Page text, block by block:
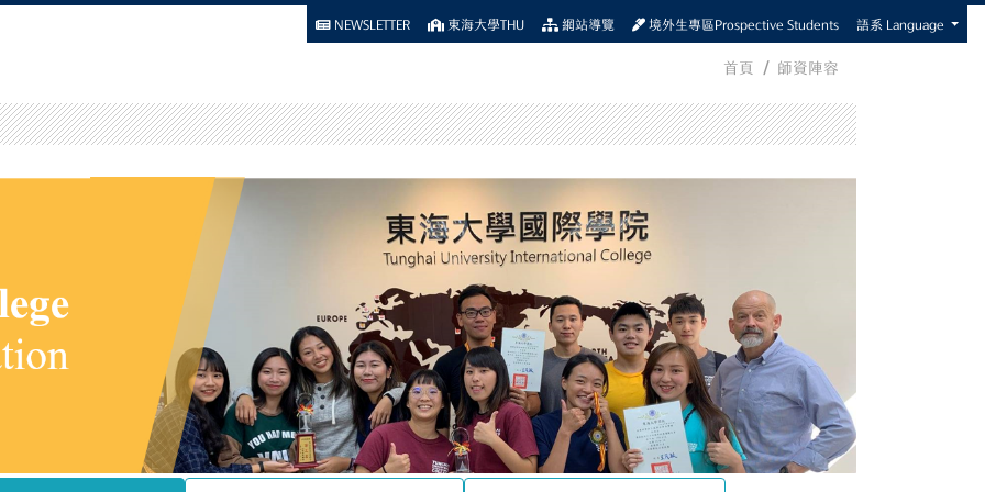
NEWSLETTER 東海大學THU 網站導覽 境外生專區Prospective Students 語系 Language
首頁 師資陣容